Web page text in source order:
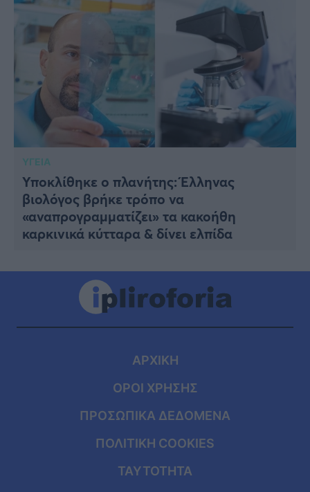
ΥΓΕΙΑ
Υποκλίθηκε ο πλανήτης: Έλληνας
βιολόγος βρήκε τρόπο να
«αναπρογραμματίζει» τα κακοήθη
καρκινικά κύτταρα & δίνει ελπίδα
ΑΡΧΙΚΗ
ΟΡΟΙ ΧΡΗΣΗΣ
ΠΡΟΣΩΠΙΚΑ ΔΕΔΟΜΕΝΑ
ΠΟΛΙΤΙΚΗ COOKIES
ΤΑΥΤΟΤΗΤΑ